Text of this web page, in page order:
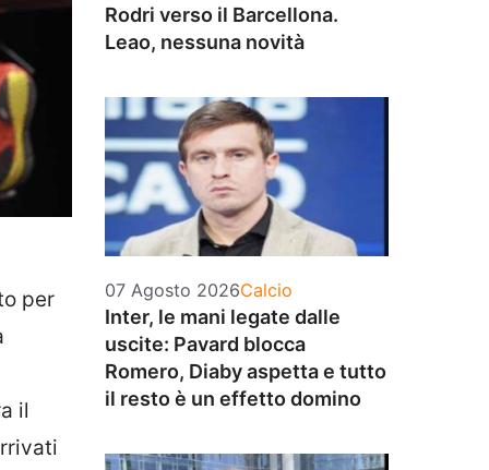
per
il
Rodri verso il Barcellona.
Leao, nessuna novità
07 Agosto 2026Categorie
Calcio
Inter, le mani legate dalle
uscite: Pavard blocca
Romero, Diaby aspetta e tutto
il resto è un effetto domino